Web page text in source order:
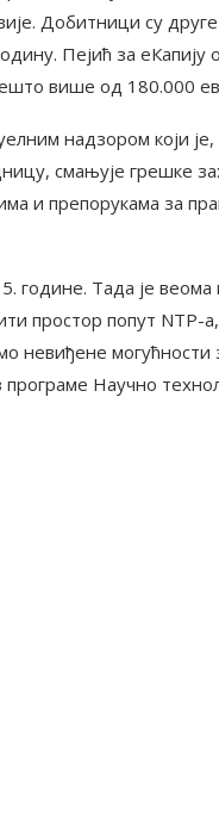
Добитници су
Пејић за еКапију
више од 180.000
надзором који је,
смањује грешке
и препорукама за
године. Тада је веома
простор попут NTP-
невиђене могућности
програме Научно